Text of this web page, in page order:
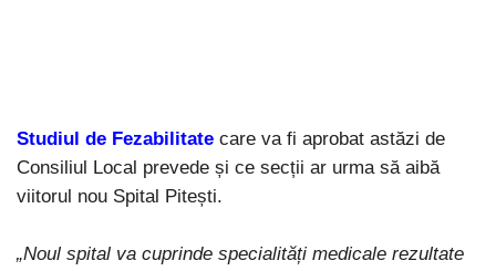
Studiul de Fezabilitate care va fi aprobat astăzi de
Consiliul Local prevede și ce secții ar urma să aibă
viitorul nou Spital Pitești.
„Noul spital va cuprinde specialități medicale rezultate